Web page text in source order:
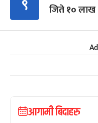
जिते १० लाख
आगामी बिदाहरु